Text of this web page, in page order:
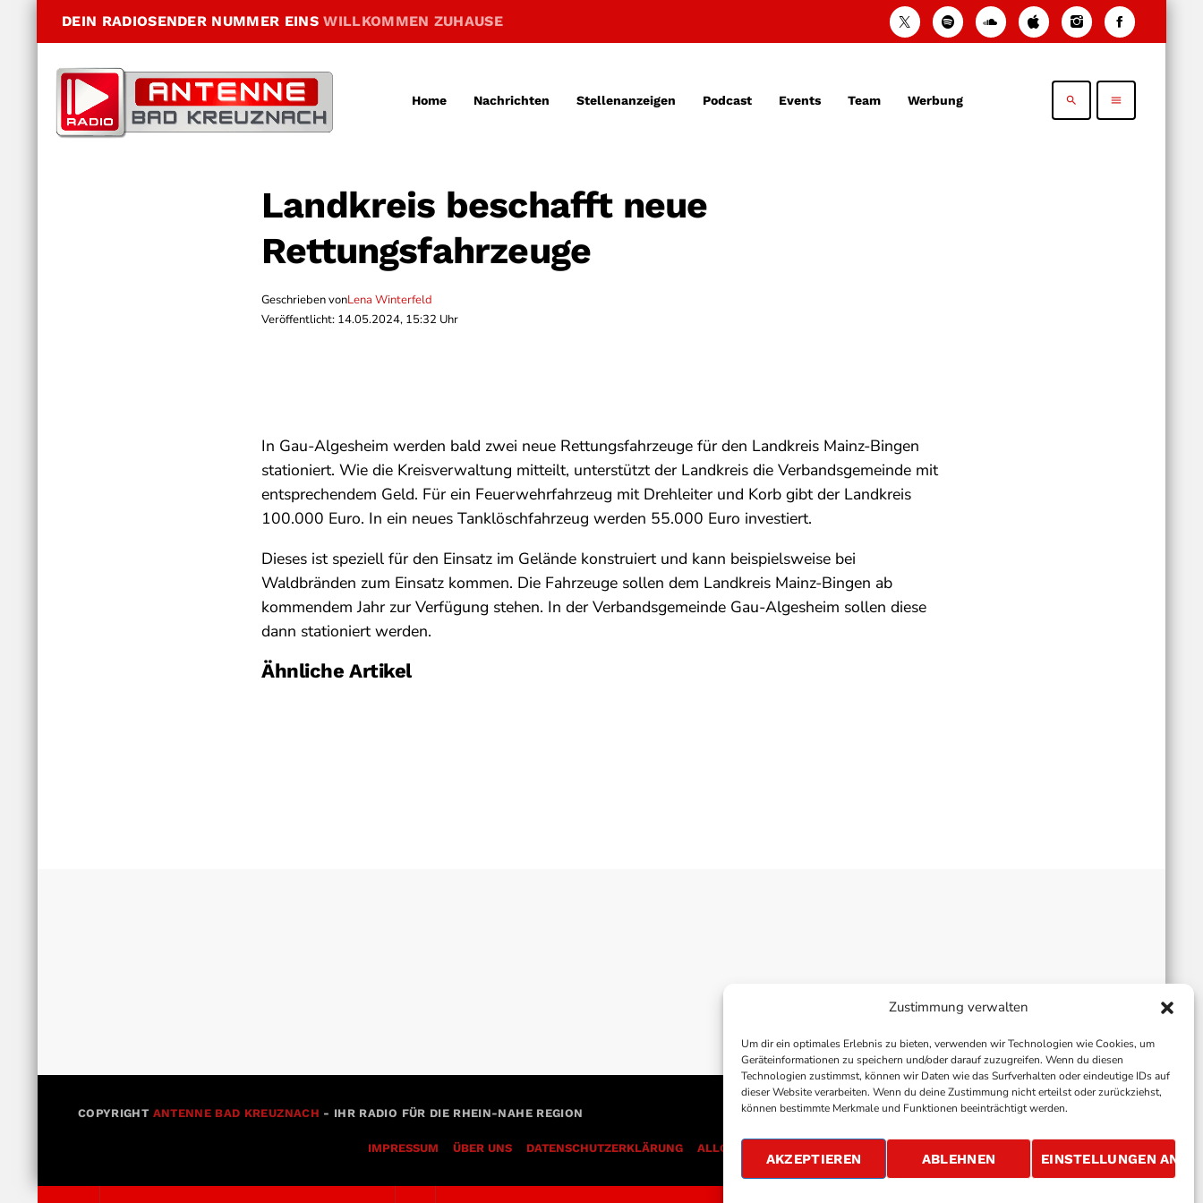
Zustimmung verwalten
Um dir ein optimales Erlebnis zu bieten, verwenden wir Technologien wie Cookies, um
Geräteinformationen zu speichern und/oder darauf zuzugreifen. Wenn du diesen
Technologien zustimmst, können wir Daten wie das Surfverhalten oder eindeutige IDs auf
dieser Website verarbeiten. Wenn du deine Zustimmung nicht erteilst oder zurückziehst,
können bestimmte Merkmale und Funktionen beeinträchtigt werden.
AKZEPTIEREN ABLEHNEN EINSTELLUNGEN
DEIN RADIOSENDER NUMMER EINSWILLKOMMEN ZUHAUSE
Home Nachrichten Stellenanzeigen Podcast Events Team Werbung search menu
Landkreis beschafft neue
Rettungsfahrzeuge
Geschrieben vonLena Winterfeld
Veröffentlicht: 14.05.2024, 15:32 Uhr
In Gau-Algesheim werden bald zwei neue Rettungsfahrzeuge für den Landkreis Mainz-Bingen
stationiert. Wie die Kreisverwaltung mitteilt, unterstützt der Landkreis die Verbandsgemeinde mit
entsprechendem Geld. Für ein Feuerwehrfahrzeug mit Drehleiter und Korb gibt der Landkreis
100.000 Euro. In ein neues Tanklöschfahrzeug werden 55.000 Euro investiert.
Dieses ist speziell für den Einsatz im Gelände konstruiert und kann beispielsweise bei
Waldbränden zum Einsatz kommen. Die Fahrzeuge sollen dem Landkreis Mainz-Bingen ab
kommendem Jahr zur Verfügung stehen. In der Verbandsgemeinde Gau-Algesheim sollen diese
dann stationiert werden.
Ähnliche Artikel
COPYRIGHT ANTENNE BAD KREUZNACH - IHR RADIO FÜR DIE RHEIN-NAHE REGION
IMPRESSUM ÜBER UNS DATENSCHUTZERKLÄRUNG